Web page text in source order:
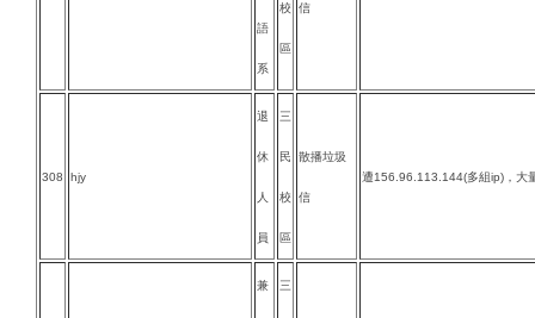
語
系
校
區
信
308 hjy
退
休
人
員
三
民
校
區
散播垃圾
信
遭156.96.113.144(多組ip)，大
兼 三